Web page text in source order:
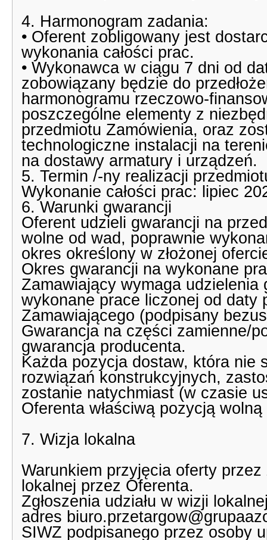
4. Harmonogram zadania:
• Oferent zobligowany jest
wykonania całości prac.
• Wykonawca w ciągu 7 dni od
zobowiązany będzie do
harmonogramu rzeczowo-
poszczególne elementy z
przedmiotu Zamówienia, oraz
technologiczne instalacji na
na dostawy armatury i urządzeń.
5. Termin /-ny realizacji
Wykonanie całości prac: lipiec
6. Warunki gwarancji
Oferent udzieli gwarancji na
wolne od wad, poprawnie
okres określony w złożonej
Okres gwarancji na wykonane
Zamawiający wymaga
wykonane prace liczonej od daty
Zamawiającego (podpisany
Gwarancja na części zamienne/
gwarancja producenta.
Każda pozycja dostaw, która nie
rozwiązań konstrukcyjnych,
zostanie natychmiast (w czasie
Oferenta właściwą pozycją
7. Wizja lokalna
Warunkiem przyjęcia oferty
lokalnej przez Oferenta.
Zgłoszenia udziału w wizji
adres
SIWZ podpisanego przez osoby